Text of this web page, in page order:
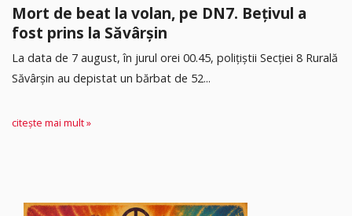
Mort de beat la volan, pe DN7. Bețivul a
fost prins la Săvârșin
​La data de 7 august, în jurul orei 00.45, polițiștii Secției 8 Rurală
Săvârșin au depistat un bărbat de 52...
citește mai mult »